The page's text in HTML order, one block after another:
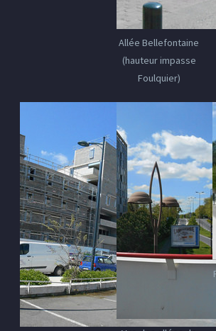
Allée Bellefontaine
(hauteur impasse
Foulquier)